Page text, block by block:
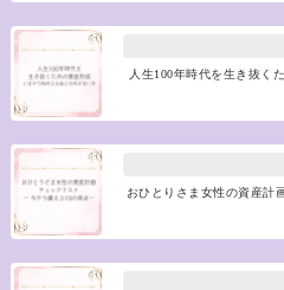
人生100年時代を生き抜く
おひとりさま女性の資産計